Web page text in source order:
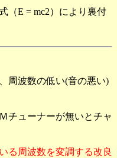
（E = mc2）により裏付
周波数の低い(音の悪い)
チューナーが無いとチャ
る周波数を変調する改良